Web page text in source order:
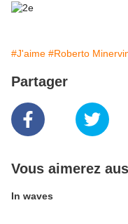
#J'aime #Roberto
Partager
Vous aimerez
In waves